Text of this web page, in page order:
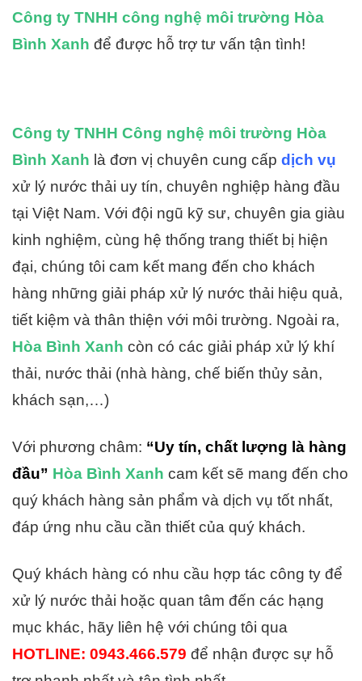
Công ty TNHH công nghệ môi trường Hòa
Bình Xanh để được hỗ trợ tư vấn tận tình!
Công ty TNHH Công nghệ môi trường Hòa
Bình Xanh là đơn vị chuyên cung cấp dịch vụ
xử lý nước thải uy tín, chuyên nghiệp hàng đầu
tại Việt Nam. Với đội ngũ kỹ sư, chuyên gia giàu
kinh nghiệm, cùng hệ thống trang thiết bị hiện
đại, chúng tôi cam kết mang đến cho khách
hàng những giải pháp xử lý nước thải hiệu quả,
tiết kiệm và thân thiện với môi trường. Ngoài ra,
Hòa Bình Xanh còn có các giải pháp xử lý khí
thải, nước thải (nhà hàng, chế biến thủy sản,
khách sạn,…)
Với phương châm: “Uy tín, chất lượng là hàng
đầu” Hòa Bình Xanh cam kết sẽ mang đến cho
quý khách hàng sản phẩm và dịch vụ tốt nhất,
đáp ứng nhu cầu cần thiết của quý khách.
Quý khách hàng có nhu cầu hợp tác công ty để
xử lý nước thải hoặc quan tâm đến các hạng
mục khác, hãy liên hệ với chúng tôi qua
HOTLINE: 0943.466.579 để nhận được sự hỗ